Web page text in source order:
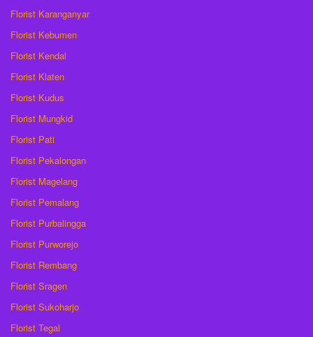
Florist Karanganyar
Florist Kebumen
Florist Kendal
Florist Klaten
Florist Kudus
Florist Mungkid
Florist Pati
Florist Pekalongan
Florist Magelang
Florist Pemalang
Florist Purbalingga
Florist Purworejo
Florist Rembang
Florist Sragen
Florist Sukoharjo
Florist Tegal